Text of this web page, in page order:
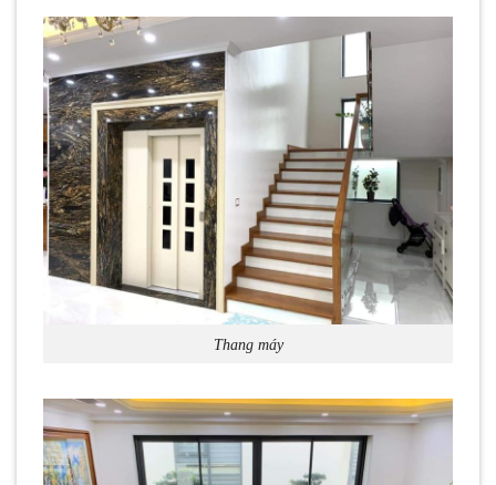
Thang máy